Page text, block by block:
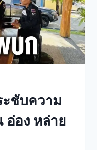
ะชับความ
อ่อง หล่าย